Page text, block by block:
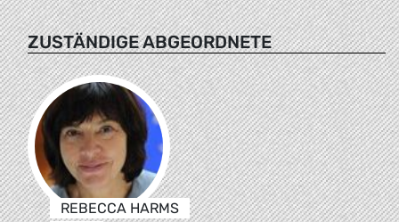
ZUSTÄNDIGE ABGEORDNETE
REBECCA HARMS